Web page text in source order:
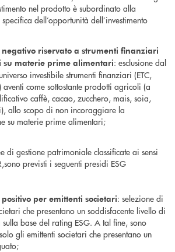
nel prodotto è subordinato alla
dell’opportunità dell’investimento
negativo riservato a strumenti finanziari
su materie prime alimentari: esclusione dal
investibile strumenti finanziari (ETC,
aventi come sottostante prodotti agricoli (a
caffè, cacao, zucchero, mais, soia,
allo scopo di non incoraggiare la
su materie prime alimentari;
di gestione patrimoniale classificate ai sensi
previsti i seguenti presidi ESG
per emittenti societari: selezione di
che presentano un soddisfacente livello di
sulla base del rating ESG. A tal fine, sono
gli emittenti societari che presentano un